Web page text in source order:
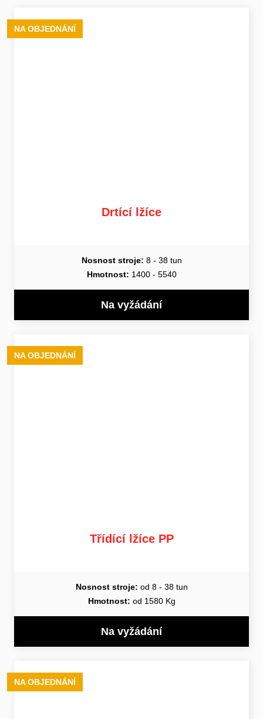
NA OBJEDNÁNÍ
Drtící lžíce
Nosnost stroje: 8 - 38 tun
Hmotnost: 1400 - 5540
Na vyžádání
NA OBJEDNÁNÍ
Třídící lžíce PP
Nosnost stroje: od 8 - 38 tun
Hmotnost: od 1580 Kg
Na vyžádání
NA OBJEDNÁNÍ